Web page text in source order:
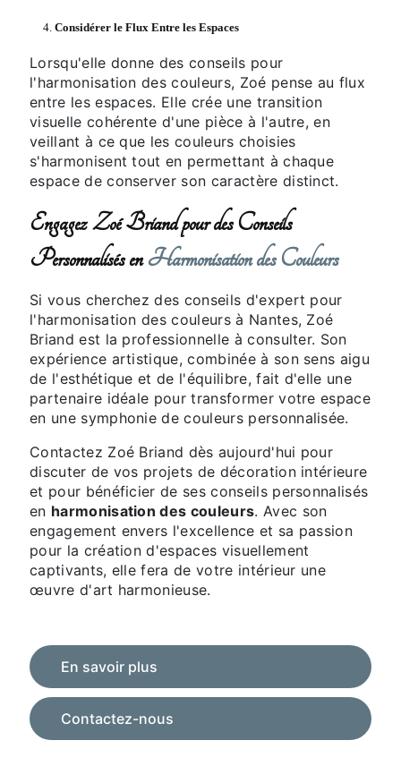
4. Considérer le Flux Entre les Espaces
Lorsqu'elle donne des conseils pour
l'harmonisation des couleurs, Zoé pense au flux
entre les espaces. Elle crée une transition
visuelle cohérente d'une pièce à l'autre, en
veillant à ce que les couleurs choisies
s'harmonisent tout en permettant à chaque
espace de conserver son caractère distinct.
Engagez Zoé Briand pour des Conseils
Personnalisés enHarmonisation des Couleurs
Si vous cherchez des conseils d'expert pour
l'harmonisation des couleurs à Nantes, Zoé
Briand est la professionnelle à consulter. Son
expérience artistique, combinée à son sens aigu
de l'esthétique et de l'équilibre, fait d'elle une
partenaire idéale pour transformer votre espace
en une symphonie de couleurs personnalisée.
Contactez Zoé Briand dès aujourd'hui pour
discuter de vos projets de décoration intérieure
et pour bénéficier de ses conseils personnalisés
en harmonisation des couleurs. Avec son
engagement envers l'excellence et sa passion
pour la création d'espaces visuellement
captivants, elle fera de votre intérieur une
œuvre d'art harmonieuse.
En savoir plus
Contactez-nous